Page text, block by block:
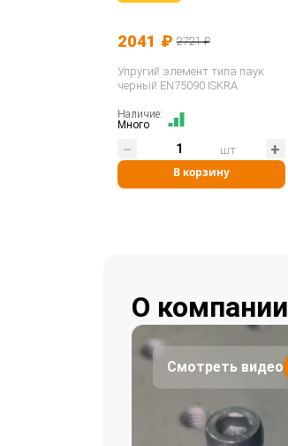
2041 ₽ 2721 ₽
Упругий элемент типа паук
черный EN75090 ISKRA
Наличие:
Много
В корзину
шт
О компании
Смотреть видео